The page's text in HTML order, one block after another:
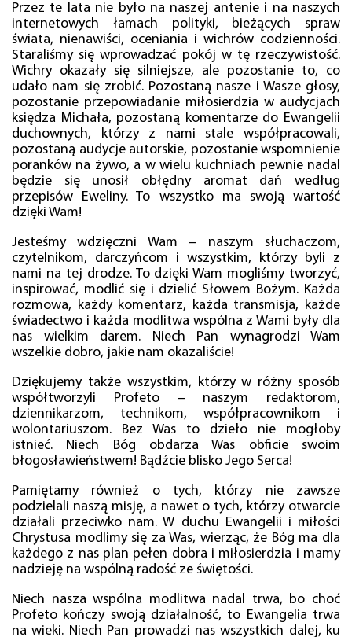
Przez te lata nie było na naszej antenie i na naszych
internetowych łamach polityki, bieżących spraw
świata, nienawiści, oceniania i wichrów codzienności.
Staraliśmy się wprowadzać pokój w tę rzeczywistość.
Wichry okazały się silniejsze, ale pozostanie to, co
udało nam się zrobić. Pozostaną nasze i Wasze głosy,
pozostanie przepowiadanie miłosierdzia w audycjach
księdza Michała, pozostaną komentarze do Ewangelii
duchownych, którzy z nami stale współpracowali,
pozostaną audycje autorskie, pozostanie wspomnienie
poranków na żywo, a w wielu kuchniach pewnie nadal
będzie się unosił obłędny aromat dań według
przepisów Eweliny. To wszystko ma swoją wartość
dzięki Wam!
Jesteśmy wdzięczni Wam – naszym słuchaczom,
czytelnikom, darczyńcom i wszystkim, którzy byli z
nami na tej drodze. To dzięki Wam mogliśmy tworzyć,
inspirować, modlić się i dzielić Słowem Bożym. Każda
rozmowa, każdy komentarz, każda transmisja, każde
świadectwo i każda modlitwa wspólna z Wami były dla
nas wielkim darem. Niech Pan wynagrodzi Wam
wszelkie dobro, jakie nam okazaliście!
Dziękujemy także wszystkim, którzy w różny sposób
współtworzyli Profeto – naszym redaktorom,
dziennikarzom, technikom, współpracownikom i
wolontariuszom. Bez Was to dzieło nie mogłoby
istnieć. Niech Bóg obdarza Was obficie swoim
błogosławieństwem! Bądźcie blisko Jego Serca!
Pamiętamy również o tych, którzy nie zawsze
podzielali naszą misję, a nawet o tych, którzy otwarcie
działali przeciwko nam. W duchu Ewangelii i miłości
Chrystusa modlimy się za Was, wierząc, że Bóg ma dla
każdego z nas plan pełen dobra i miłosierdzia i mamy
nadzieję na wspólną radość ze świętości.
Niech nasza wspólna modlitwa nadal trwa, bo choć
Profeto kończy swoją działalność, to Ewangelia trwa
na wieki. Niech Pan prowadzi nas wszystkich dalej, ku